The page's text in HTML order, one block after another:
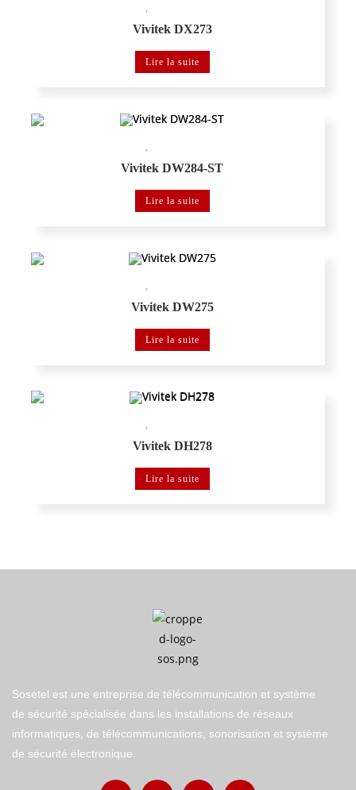
,
Vivitek DX273
Lire la suite
,
Vivitek DW284-ST
Lire la suite
,
Vivitek DW275
Lire la suite
,
Vivitek DH278
Lire la suite
Sosetel est une entreprise de télécommunication et système
de sécurité spécialisée dans les installations de réseaux
informatiques, de télécommunications, sonorisation et système
de sécurité électronique.